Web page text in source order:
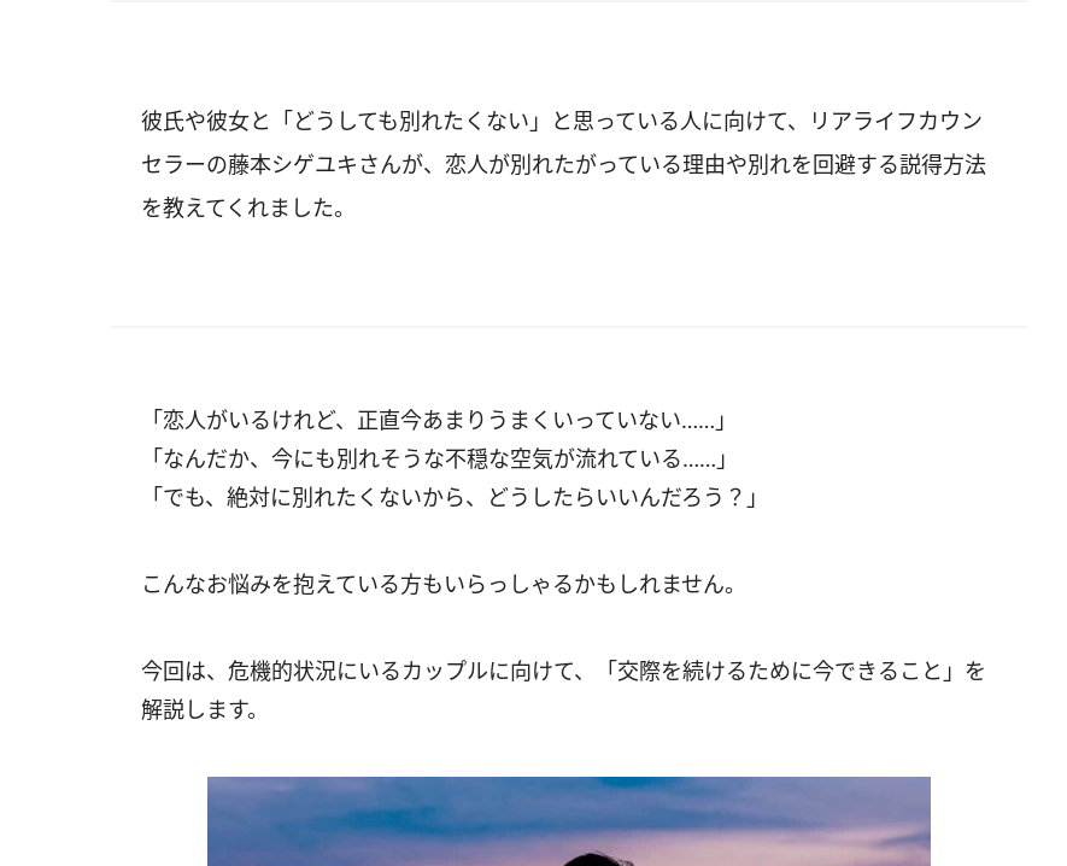
彼氏や彼女と「どうしても別れたくない」と思っている人に向けて、リアライフカウン
セラーの藤本シゲユキさんが、恋人が別れたがっている理由や別れを回避する説得方法
を教えてくれました。
「恋人がいるけれど、正直今あまりうまくいっていない……」
「なんだか、今にも別れそうな不穏な空気が流れている……」
「でも、絶対に別れたくないから、どうしたらいいんだろう？」
こんなお悩みを抱えている方もいらっしゃるかもしれません。
今回は、危機的状況にいるカップルに向けて、「交際を続けるために今できること」を
解説します。